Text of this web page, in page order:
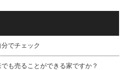
でチェック
も売ることができる家ですか？